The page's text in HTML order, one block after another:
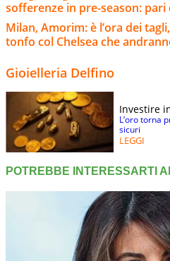
sofferenze in pre-season:
Milan, Amorim: è l’ora dei
tonfo col Chelsea che
Gioielleria Delfino
Investire
L’oro torna
sicuri
LEGGI